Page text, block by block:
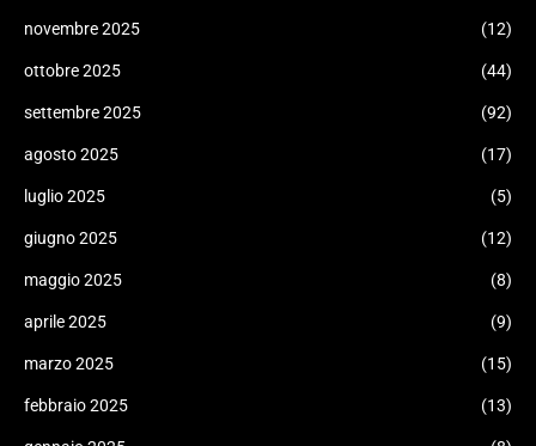
novembre 2025 (12)
ottobre 2025 (44)
settembre 2025 (92)
agosto 2025 (17)
luglio 2025 (5)
giugno 2025 (12)
maggio 2025 (8)
aprile 2025 (9)
marzo 2025 (15)
febbraio 2025 (13)